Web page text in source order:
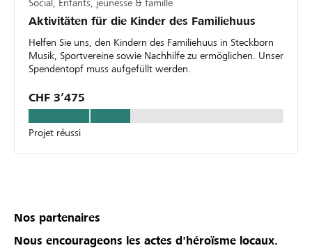
Social, Enfants, jeunesse & famille
Aktivitäten für die Kinder des Familiehuus
Helfen Sie uns, den Kindern des Familiehuus in Steckborn
Musik, Sportvereine sowie Nachhilfe zu ermöglichen. Unser
Spendentopf muss aufgefüllt werden.
CHF 3’475
Projet réussi
Nos partenaires
Nous encourageons les actes d'héroïsme locaux.